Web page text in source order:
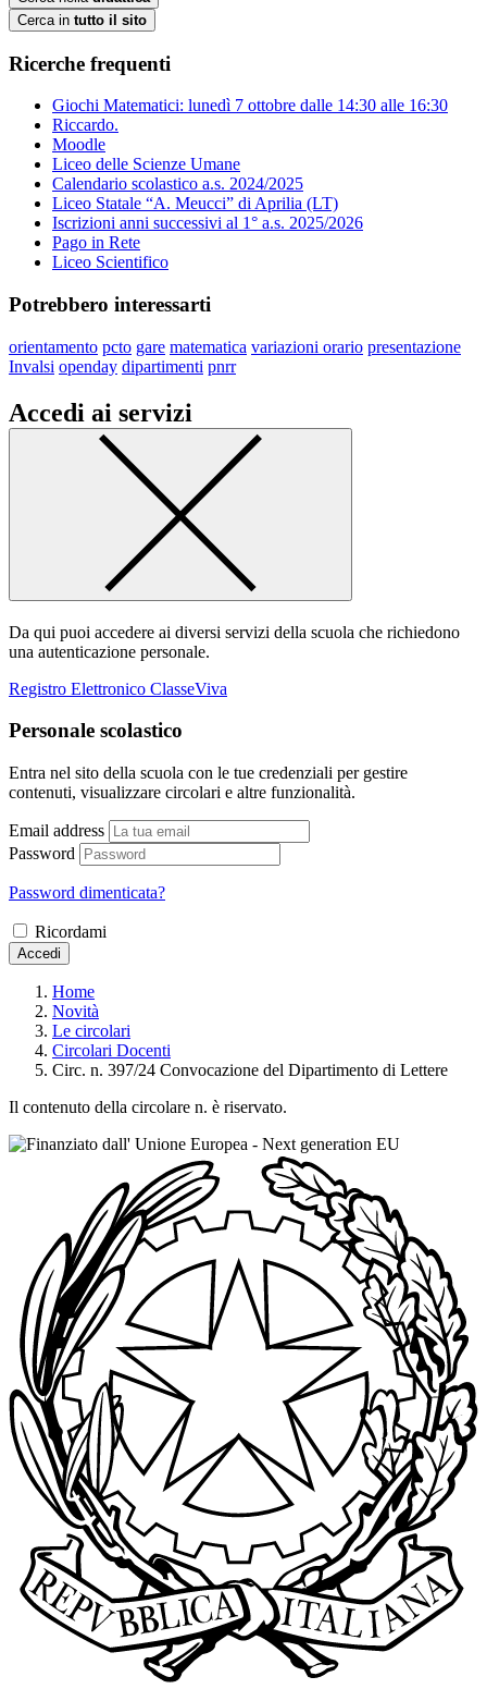
Cerca in tutto il sito
Ricerche frequenti
Giochi Matematici: lunedì 7 ottobre dalle 14:30 alle 16:30
Riccardo.
Moodle
Liceo delle Scienze Umane
Calendario scolastico a.s. 2024/2025
Liceo Statale “A. Meucci” di Aprilia (LT)
Iscrizioni anni successivi al 1° a.s. 2025/2026
Pago in Rete
Liceo Scientifico
Potrebbero interessarti
orientamento pcto gare matematica variazioni orario presentazione
Invalsi openday dipartimenti pnrr
Accedi ai servizi
Da qui puoi accedere ai diversi servizi della scuola che richiedono
una autenticazione personale.
Registro Elettronico ClasseViva
Personale scolastico
Entra nel sito della scuola con le tue credenziali per gestire
contenuti, visualizzare circolari e altre funzionalità.
Email address
Password
Password dimenticata?
Ricordami
Accedi
Home
Novità
Le circolari
Circolari Docenti
Circ. n. 397/24 Convocazione del Dipartimento di Lettere
Il contenuto della circolare n. è riservato.